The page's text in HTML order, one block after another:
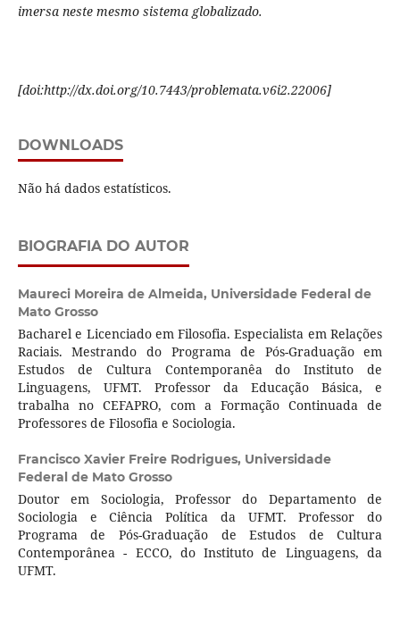
imersa neste mesmo sistema globalizado.
[doi:http://dx.doi.org/10.7443/problemata.v6i2.22006]
DOWNLOADS
Não há dados estatísticos.
BIOGRAFIA DO AUTOR
Maureci Moreira de Almeida, Universidade Federal de
Mato Grosso
Bacharel e Licenciado em Filosofia. Especialista em Relações
Raciais. Mestrando do Programa de Pós-Graduação em
Estudos de Cultura Contemporanêa do Instituto de
Linguagens, UFMT. Professor da Educação Básica, e
trabalha no CEFAPRO, com a Formação Continuada de
Professores de Filosofia e Sociologia.
Francisco Xavier Freire Rodrigues, Universidade
Federal de Mato Grosso
Doutor em Sociologia, Professor do Departamento de
Sociologia e Ciência Política da UFMT. Professor do
Programa de Pós-Graduação de Estudos de Cultura
Contemporânea - ECCO, do Instituto de Linguagens, da
UFMT.